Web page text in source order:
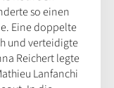
so einen
Eine doppelte
und verteidigte
Reichert legte
Lanfanchi